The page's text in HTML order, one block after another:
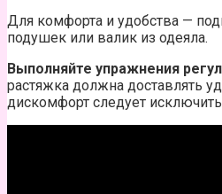
Для комфорта и удобства —
подушек или валик из одеяла.
Выполняйте упражнения
растяжка должна доставлять
дискомфорт следует